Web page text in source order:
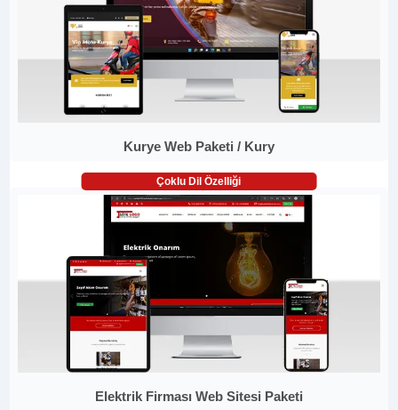
Kurye Web Paketi / Kury
Çoklu Dil Özelliği
Elektrik Firması Web Sitesi Paketi